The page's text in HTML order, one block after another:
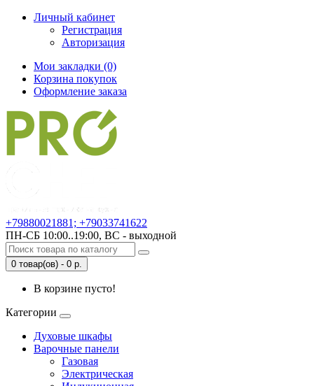
Личный кабинет
Регистрация
Авторизация
Мои закладки (0)
Корзина покупок
Оформление заказа
+79880021881; +79033741622
ПН-СБ 10:00..19:00, ВС - выходной
0 товар(ов) - 0 р.
В корзине пусто!
Категории
Духовые шкафы
Варочные панели
Газовая
Электрическая